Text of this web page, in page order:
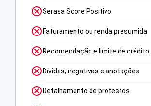
Serasa Score Positivo
Faturamento ou renda presumida
Recomendação e limite de crédito
Dívidas, negativas e anotações
Detalhamento de protestos